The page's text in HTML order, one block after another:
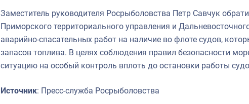
Заместитель руководителя Росрыболовства Петр Савчук
Приморского территориального управления и
аварийно-спасательных работ на наличие во флоте судов,
запасов топлива. В целях соблюдения правил безопасности
ситуацию на особый контроль вплоть до остановки работы
Источник: Пресс-служба Росрыболовства